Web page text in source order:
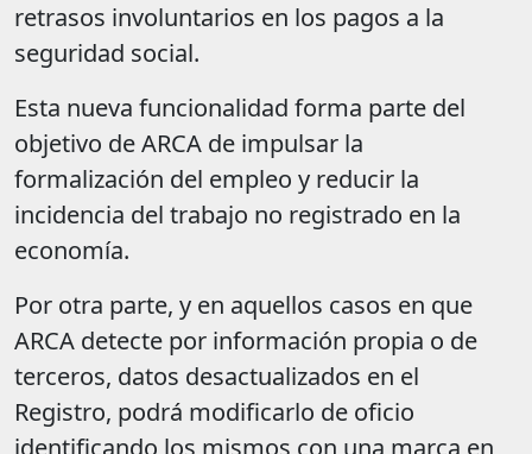
retrasos involuntarios en los pagos a la
seguridad social.
Esta nueva funcionalidad forma parte del
objetivo de ARCA de impulsar la
formalización del empleo y reducir la
incidencia del trabajo no registrado en la
economía.
Por otra parte, y en aquellos casos en que
ARCA detecte por información propia o de
terceros, datos desactualizados en el
Registro, podrá modificarlo de oficio